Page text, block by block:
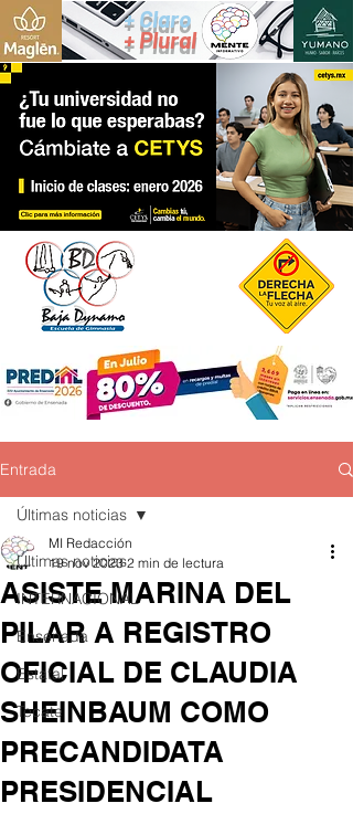
+ Claro
+ Plural
Entrada
Últimas noticias
INTERNACIONAL
Ensenada
Estatal
Tecate
Últimas noticias
ASISTE MARINA DEL
PILAR A REGISTRO
OFICIAL DE CLAUDIA
SHEINBAUM COMO
PRECANDIDATA
PRESIDENCIAL
MI Redacción
19 nov 2023 2 min de lectura